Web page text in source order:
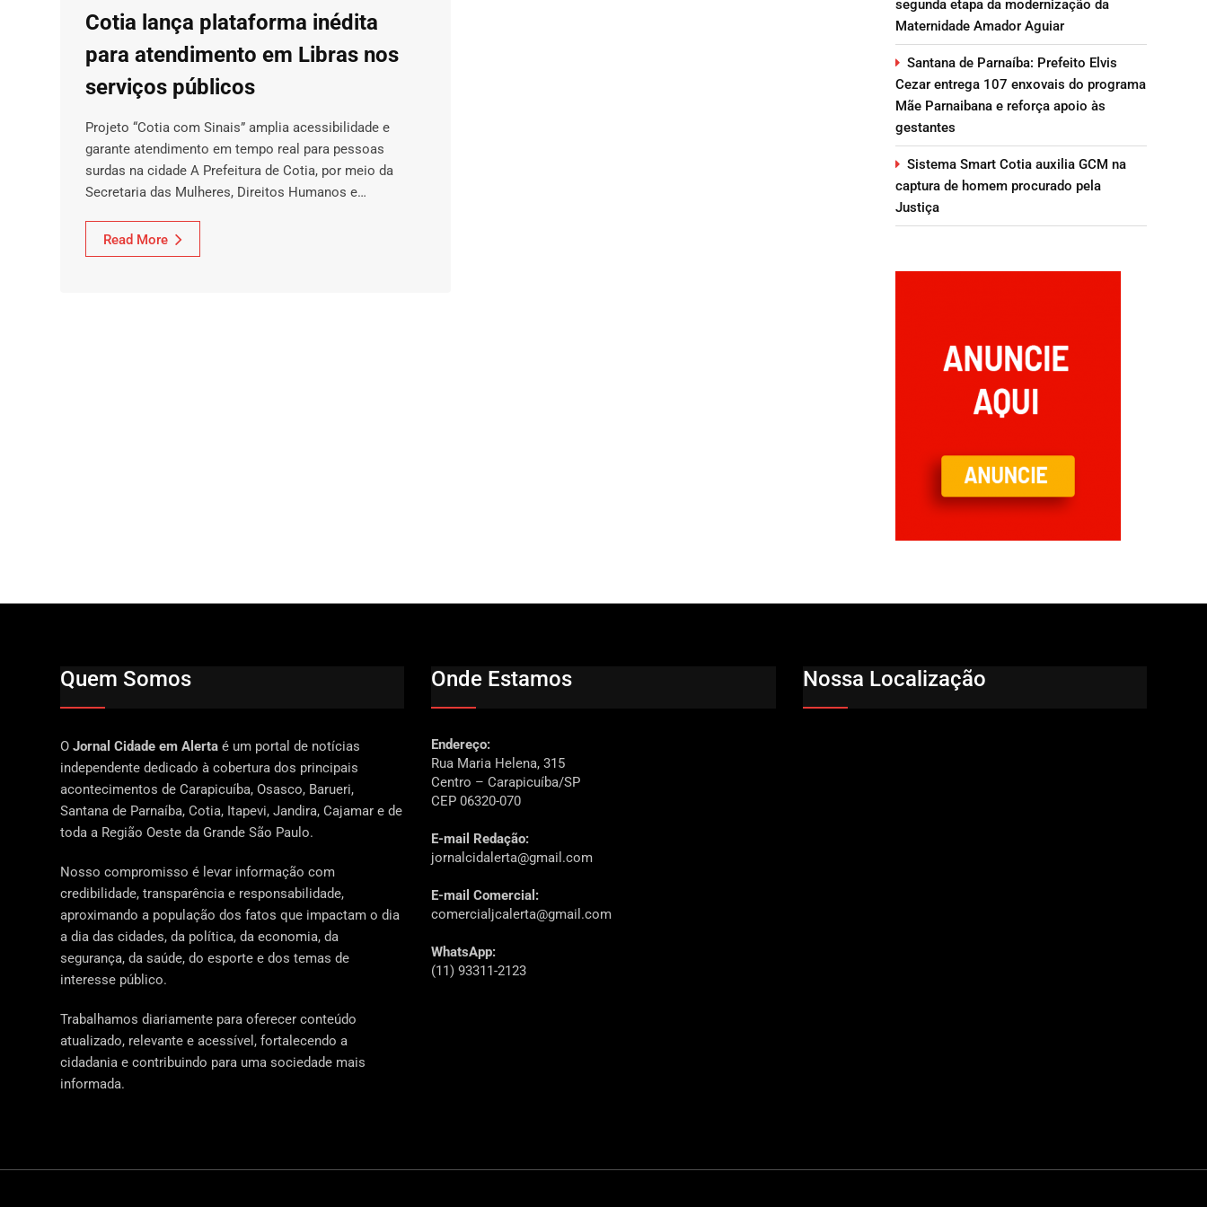
Cotia lança plataforma inédita
para atendimento em Libras nos
serviços públicos
Projeto “Cotia com Sinais” amplia acessibilidade e
garante atendimento em tempo real para pessoas
surdas na cidade A Prefeitura de Cotia, por meio da
Secretaria das Mulheres, Direitos Humanos e…
Read More
segunda etapa da modernização da
Maternidade Amador Aguiar
Santana de Parnaíba: Prefeito Elvis
Cezar entrega 107 enxovais do programa
Mãe Parnaibana e reforça apoio às
gestantes
Sistema Smart Cotia auxilia GCM na
captura de homem procurado pela
Justiça
Quem Somos
O Jornal Cidade em Alerta é um portal de notícias
independente dedicado à cobertura dos principais
acontecimentos de Carapicuíba, Osasco, Barueri,
Santana de Parnaíba, Cotia, Itapevi, Jandira, Cajamar e de
toda a Região Oeste da Grande São Paulo.
Nosso compromisso é levar informação com
credibilidade, transparência e responsabilidade,
aproximando a população dos fatos que impactam o dia
a dia das cidades, da política, da economia, da
segurança, da saúde, do esporte e dos temas de
interesse público.
Trabalhamos diariamente para oferecer conteúdo
atualizado, relevante e acessível, fortalecendo a
cidadania e contribuindo para uma sociedade mais
informada.
Onde Estamos
Endereço:
Rua Maria Helena, 315
Centro – Carapicuíba/SP
CEP 06320-070
E-mail Redação:
jornalcidalerta@gmail.com
E-mail Comercial:
comercialjcalerta@gmail.com
WhatsApp:
(11) 93311-2123
Nossa Localização